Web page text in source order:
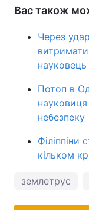
Вас також
Через
науковець
Потоп в
небезпеку
кільком
землетрус